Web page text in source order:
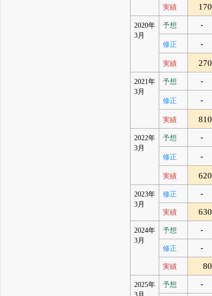
実績 170
2020年
3月
予想 -
修正 -
実績 270
2021年
3月
予想 -
修正 -
実績 810
2022年
3月
予想 -
修正 -
実績 620
2023年
3月
修正 -
実績 630
2024年
3月
予想 -
修正 -
実績 80
2025年
予想 -